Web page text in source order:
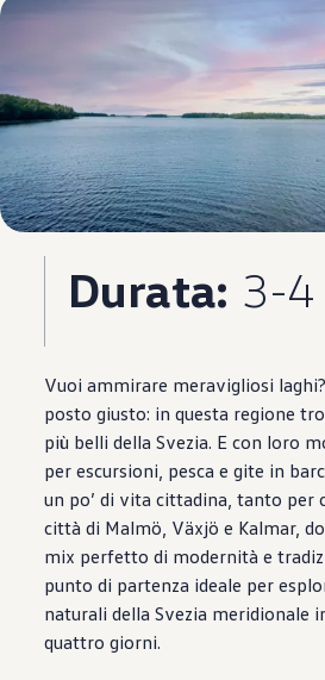
Durata: 3-4
Vuoi ammirare meravigliosi
posto giusto: in questa regione
più belli della Svezia. E con loro
per escursioni, pesca e gite in
un po’ di vita cittadina, tanto per
città di Malmö, Växjö e Kalmar,
mix perfetto di modernità e
punto di partenza ideale per
naturali della Svezia meridionale
quattro giorni.